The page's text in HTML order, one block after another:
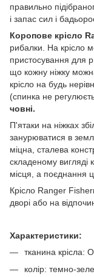
правильно
і запас сил і
Коропове крісло
рибалки. На крісло
пристосування для
що кожну ніжку
крісло на будь
(спинка не
човні.
П'ятаки на ніжках
занурюватися в
міцна, сталева
складеному вигляді
місця, а поєднання
Крісло Ranger
дворі або на
Характеристики:
тканина крісла:
колір: темно-